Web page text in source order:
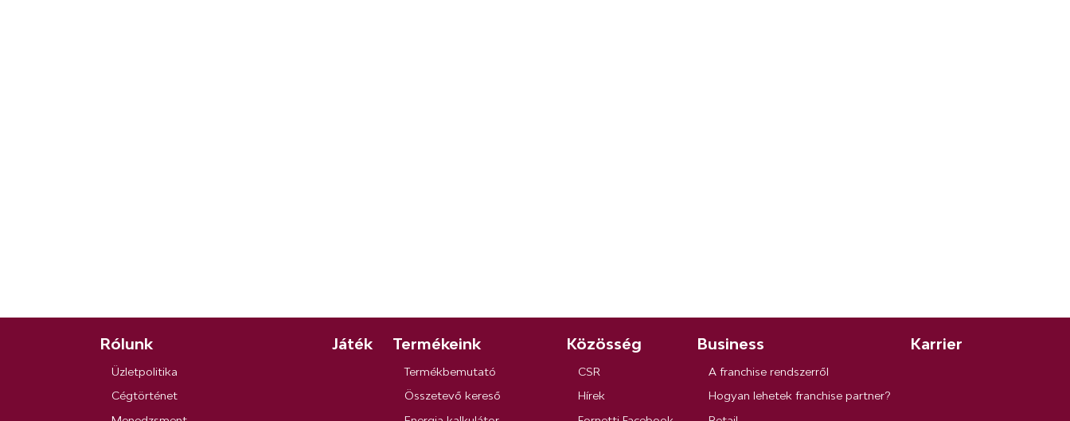
Rólunk
Üzletpolitika
Cégtörténet
Játék Termékeink
Termékbemutató
Összetevő kereső
Közösség
CSR
Hírek
Business
A franchise rendszerről
Hogyan lehetek franchise partner?
Karrier